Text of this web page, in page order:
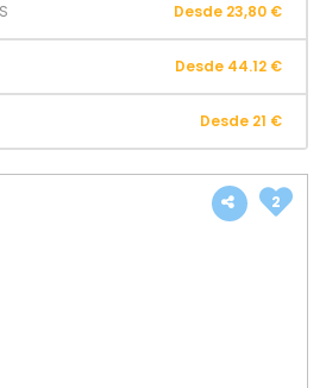
Desde 23,80 €
Desde 44.12 €
Desde 21 €
2